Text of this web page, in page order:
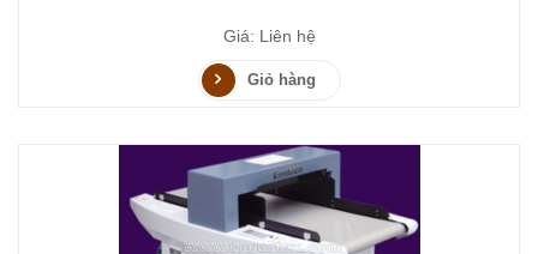
Giá: Liên hệ
Giỏ hàng